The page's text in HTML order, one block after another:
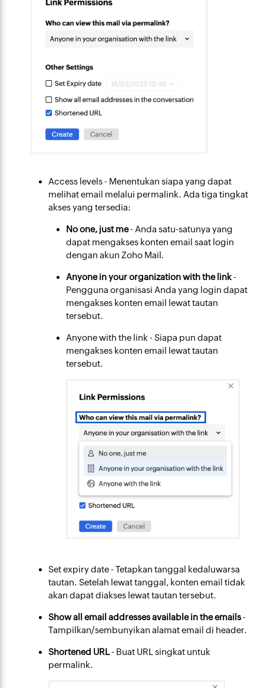
Access levels- Menentukan siapa yang dapat
melihat email melalui permalink. Ada tiga tingkat
akses yang tersedia:
No one, just me- Anda satu-satunya yang
dapat mengakses konten email saat login
dengan akun Zoho Mail.
Anyone in your organization with the link-
Pengguna organisasi Anda yang login dapat
mengakses konten email lewat tautan
tersebut.
Anyone with the link- Siapa pun dapat
mengakses konten email lewat tautan
tersebut.
Set expiry date- Tetapkan tanggal kedaluwarsa
tautan. Setelah lewat tanggal, konten email tidak
akan dapat diakses lewat tautan tersebut.
Show all email addresses available in the emails-
Tampilkan/sembunyikan alamat email di header.
Shortened URL- Buat URL singkat untuk
permalink.